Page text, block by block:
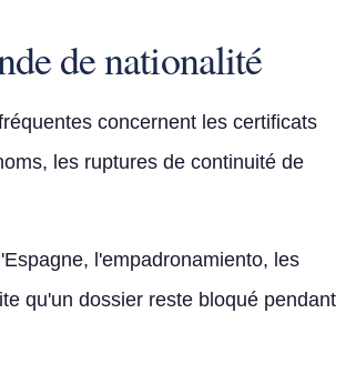
de nationalité
concernent les certificats
les ruptures de continuité de
l'empadronamiento, les
qu'un dossier reste bloqué pendant